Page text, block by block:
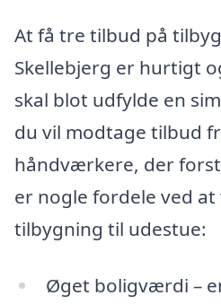
At få tre tilbud på
Skellebjerg er hurtigt
skal blot udfylde en
du vil modtage tilbud
håndværkere, der
er nogle fordele ved
tilbygning til udestue:
Øget boligværdi –